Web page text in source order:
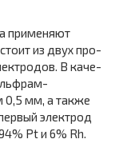
применяют
из двух про­
В каче­
мм, а также
электрод
Pt и 6% Rh.